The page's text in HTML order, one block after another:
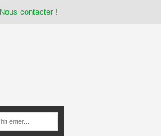
Nous contacter !